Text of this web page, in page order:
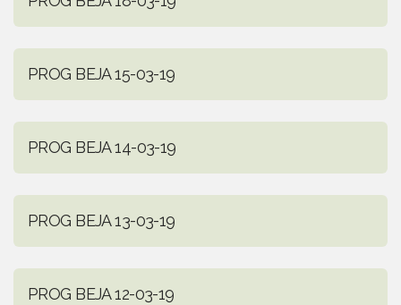
PROG BEJA 15-03-19
PROG BEJA 14-03-19
PROG BEJA 13-03-19
PROG BEJA 12-03-19